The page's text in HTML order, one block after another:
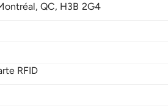
QC, H3B 2G4
RFID